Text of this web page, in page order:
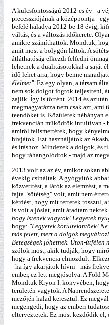
A kulcsfontosságú 2012-es év - a
precessziójának a középpontja -
befelé haladva 2012-be 18 évig,
váltás, és a változás időkerete.
amikre számíthattok. Mondtuk,
amit most a bolygón láttok. A
átláthatóság elkezdi felfedni
lehetnek a dualitásotokkal a saját
idő lehet arra, hogy benne
élelmet". Ez egy olyan, a társam
nem sok dolgot fogtok teljesíteni,
zajlik. Így is történt. 2014 és
megmagyarázza nem csak azt,
teendőket is. Közületek néhányan
frekvencián működtök intuitívan -
amiről felismertétek, hogy
hívjátok. Ezt használjátok az
és íráshoz. Mindezek a dolgok, és
hogy ráhangolódtok - majd az
2013 volt az az év, amikor sokan
évekig csináltak. A gyógyítók
közvetítést, a látók az elemzést, a
fajta "sötétség" volt, amit nem
kérdést, hogy mit tettetek rosszul,
is volt a jóslat, amit átadtam nektek.
hogy Istenek vagytok! Legyetek
hogy: "Legyetek körültekintőek!
más felett, mert a dolgok
Betegségek jöhetnek. Úton-útfélen
szólok most, akik tudják, hogy
hogy a frekvencia elmozdult.
- ha így akarjátok hívni - más
ember, ez lett megjósolva. A Föld
Mondtuk Kryon I. könyvében,
területén vagytok. A
mezőjén halad keresztül. Ez
megengedi, hogy az emberi
elterveztetek. Ez most kezdődik